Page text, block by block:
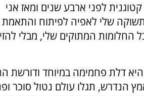
לפני ארבע שנים ומאז אני
שלי לאפיה לפיתוח והתאמת
החלומות המתוקים שלי, מבלי
דלת פחמימה במיוחד ודורשת
הנדרש, תגלו עולם נטול סוכר